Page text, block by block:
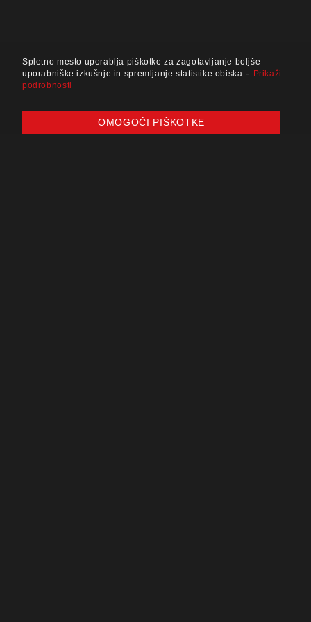
Spletno mesto uporablja piškotke za zagotavljanje boljše
uporabniške izkušnje in spremljanje statistike obiska -
Prikaži
podrobnosti
OMOGOČI PIŠKOTKE